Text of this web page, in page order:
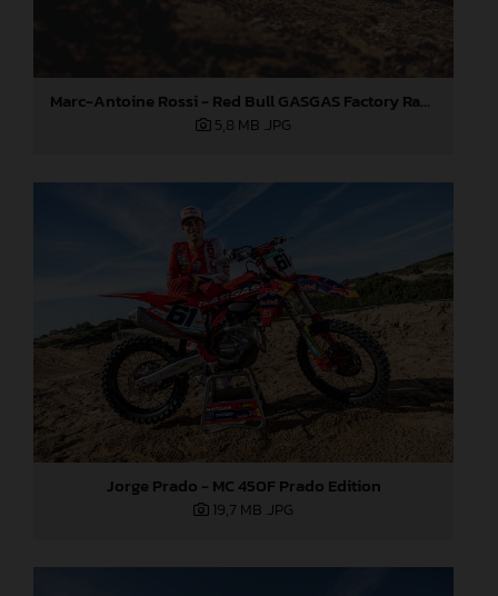
Marc-Antoine Rossi - Red Bull GASGAS Factory Racing 2024
5,8 MB .JPG
Jorge Prado - MC 450F Prado Edition
19,7 MB .JPG